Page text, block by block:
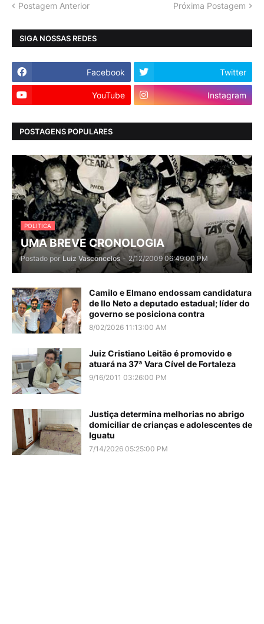
Postagem Anterior Próxima Postagem
SIGA NOSSAS REDES
Facebook Twitter
YouTube Instagram
POSTAGENS POPULARES
POLITICA
UMA BREVE CRONOLOGIA
Postado por Luiz Vasconcelos - 2/12/2009 06:49:00 PM
Camilo e Elmano endossam candidatura
de Ilo Neto a deputado estadual; líder do
governo se posiciona contra
8/02/2026 11:13:00 AM
Juiz Cristiano Leitão é promovido e
atuará na 37ª Vara Cível de Fortaleza
9/16/2011 03:26:00 PM
Justiça determina melhorias no abrigo
domiciliar de crianças e adolescentes de
Iguatu
7/14/2026 05:25:00 PM